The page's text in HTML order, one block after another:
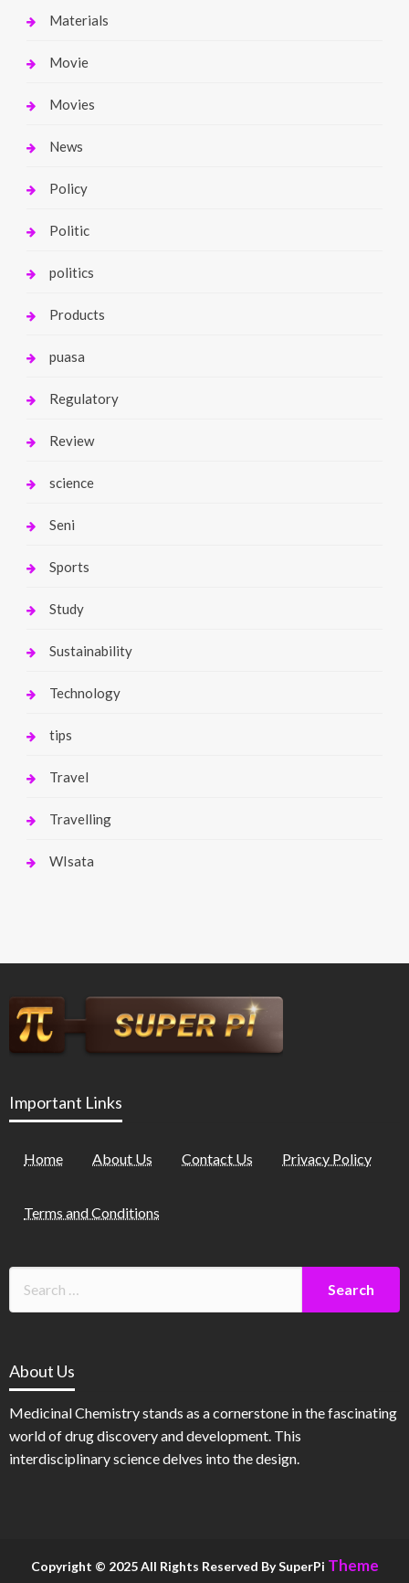
Materials
Movie
Movies
News
Policy
Politic
politics
Products
puasa
Regulatory
Review
science
Seni
Sports
Study
Sustainability
Technology
tips
Travel
Travelling
WIsata
Important Links
Home About Us Contact Us Privacy Policy
Terms and Conditions
About Us
Medicinal Chemistry stands as a cornerstone in the fascinating
world of drug discovery and development. This
interdisciplinary science delves into the design.
Copyright © 2025 All Rights Reserved By SuperPi Theme